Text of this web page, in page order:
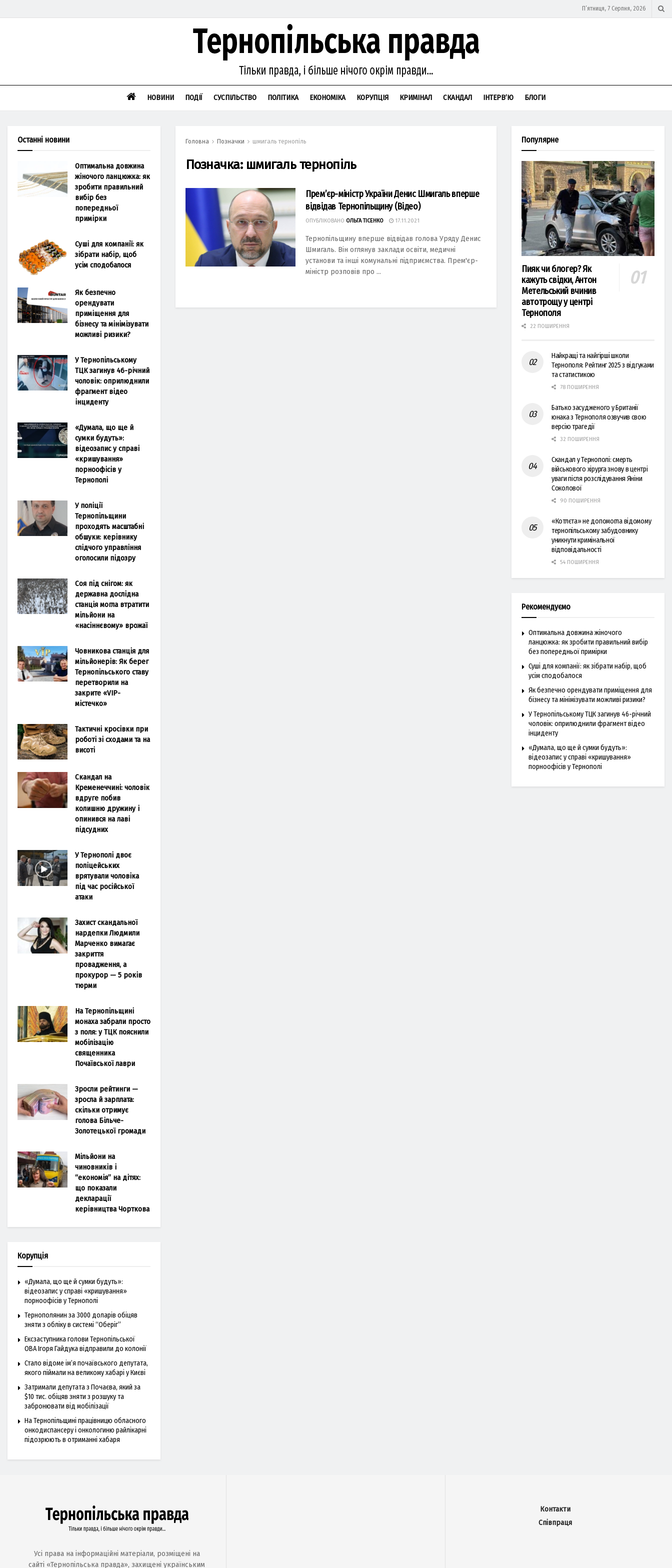
П’ятниця, 7 Серпня, 2026
НОВИНИ ПОДІЇ СУСПІЛЬСТВО ПОЛІТИКА ЕКОНОМІКА КОРУПЦІЯ КРИМІНАЛ СКАНДАЛ ІНТЕРВ’Ю БЛОГИ
Головна Позначки шмигаль тернопіль
Позначка: шмигаль тернопіль
Прем’єр-міністр України Денис Шмигаль вперше
відвідав Тернопільщину (Відео)
ОПУБЛІКОВАНО ОЛЬГА ТІСЕНКО 17.11.2021
Тернопільщину вперше відвідав голова Уряду Денис
Шмигаль. Він оглянув заклади освіти, медичні
установи та інші комунальні підприємства. Прем'єр-
міністр розповів про ...
Останні новини
Оптимальна довжина
жіночого ланцюжка: як
зробити правильний
вибір без
попередньої
примірки
Суші для компанії: як
зібрати набір, щоб
усім сподобалося
Як безпечно
орендувати
приміщення для
бізнесу та мінімізувати
можливі ризики?
У Тернопільському
ТЦК загинув 46-річний
чоловік: оприлюднили
фрагмент відео
інциденту
«Думала, що ще й
сумки будуть»:
відеозапис у справі
«кришування»
порноофісів у
Тернополі
У поліції
Тернопільщини
проходять масштабні
обшуки: керівнику
слідчого управління
оголосили підозру
Соя під снігом: як
державна дослідна
станція могла втратити
мільйони на
«насіннєвому» врожаї
Човникова станція для
мільйонерів: Як берег
Тернопільського ставу
перетворили на
закрите «VIP-
містечко»
Тактичні кросівки при
роботі зі сходами та на
висоті
Скандал на
Кременеччині: чоловік
вдруге побив
колишню дружину і
опинився на лаві
підсудних
У Тернополі двоє
поліцейських
врятували чоловіка
під час російської
атаки
Захист скандальної
нардепки Людмили
Марченко вимагає
закриття
провадження, а
прокурор — 5 років
тюрми
На Тернопільщині
монаха забрали просто
з поля: у ТЦК пояснили
мобілізацію
священника
Почаївської лаври
Зросли рейтинги —
зросла й зарплата:
скільки отримує
голова Більче-
Золотецької громади
Мільйони на
чиновників і
“економія” на дітях:
що показали
декларації
керівництва Чорткова
Корупція
«Думала, що ще й сумки будуть»:
відеозапис у справі «кришування»
порноофісів у Тернополі
Тернополянин за 3000 доларів обіцяв
зняти з обліку в системі “Оберіг”
Ексзаступника голови Тернопільської
ОВА Ігоря Гайдука відправили до колонії
Стало відоме ім’я почаївського депутата,
якого піймали на великому хабарі у Києві
Затримали депутата з Почаєва, який за
$10 тис. обіцяв зняти з розшуку та
забронювати від мобілізації
На Тернопільщині працівницю обласного
онкодиспансеру і онкологиню райлікарні
підозрюють в отриманні хабаря
Популярне
Пияк чи блогер? Як
кажуть свідки, Антон
Метельський вчинив
автотрощу у центрі
Тернополя
22 ПОШИРЕННЯ
Найкращі та найгірші школи
Тернополя: Рейтинг 2025 з відгуками
та статистикою
78 ПОШИРЕННЯ
Батько засудженого у Британії
юнака з Тернополя озвучив свою
версію трагедії
32 ПОШИРЕННЯ
Скандал у Тернополі: смерть
військового хірурга знову в центрі
уваги після розслідування Яніни
Соколової
90 ПОШИРЕННЯ
«Котлєта» не допомогла відомому
тернопільському забудовнику
уникнути кримінальної
відповідальності
54 ПОШИРЕННЯ
Рекомендуємо
Оптимальна довжина жіночого
ланцюжка: як зробити правильний вибір
без попередньої примірки
Суші для компанії: як зібрати набір, щоб
усім сподобалося
Як безпечно орендувати приміщення для
бізнесу та мінімізувати можливі ризики?
У Тернопільському ТЦК загинув 46-річний
чоловік: оприлюднили фрагмент відео
інциденту
«Думала, що ще й сумки будуть»:
відеозапис у справі «кришування»
порноофісів у Тернополі
Усі права на інформаційні матеріали, розміщені на
сайті «Тернопільська правда», захищені українським
Контакти
Співпраця